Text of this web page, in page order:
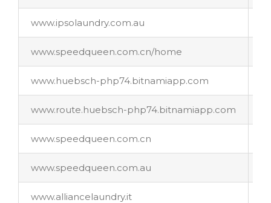
www.ipsolaundry.com.au
www.speedqueen.com.cn/home
www.huebsch-php74.bitnamiapp.com
www.route.huebsch-php74.bitnamiapp.com
www.speedqueen.com.cn
www.speedqueen.com.au
www.alliancelaundry.it